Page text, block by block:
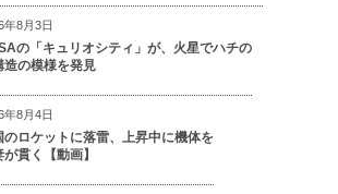
年8月3日
の「キュリオシティ」が、火星でハチの
造の模様を発見
年8月4日
のロケットに落雷、上昇中に機体を
が貫く【動画】